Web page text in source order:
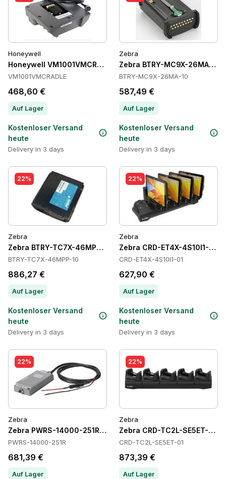
Honeywell
Honeywell VM1001VMCRADLE Cradles
VM1001VMCRADLE
468,60 €
Auf Lager
Kostenloser Versand
heute
Delivery in 3 days
Zebra
Zebra BTRY-MC9X-26MA-10
BTRY-MC9X-26MA-10
587,49 €
Auf Lager
Kostenloser Versand
heute
Delivery in 3 days
22%
Zebra
Zebra BTRY-TC7X-46MPP-10 Batteries
BTRY-TC7X-46MPP-10
886,27 €
Auf Lager
Kostenloser Versand
heute
Delivery in 3 days
22%
Zebra
Zebra CRD-ET4X-4S10I1-01
CRD-ET4X-4S10I1-01
627,90 €
Auf Lager
Kostenloser Versand
heute
Delivery in 3 days
22%
Zebra
Zebra PWRS-14000-251R Power Supply
PWRS-14000-251R
681,39 €
Auf Lager
22%
Zebra
Zebra CRD-TC2L-SE5ET-01
CRD-TC2L-SE5ET-01
873,39 €
Auf Lager